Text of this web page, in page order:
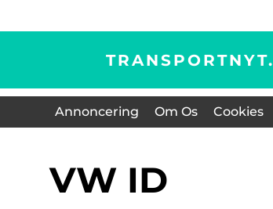
TRANSPORTNYT.
Annoncering Om Os Cookies
VW ID